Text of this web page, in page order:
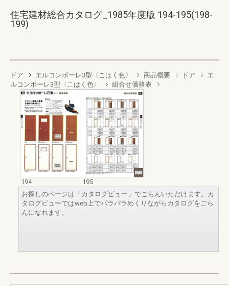
住宅建材総合カタログ_1985年度版 194-195(198-
199)
ドア エルコンポーレ3型〈こはく色〉 商品概要 ドア
エ
ルコンポーレ3型〈こはく色〉
組合せ価格表
194
195
お探しのページは「カタログビュー」でごらんいただけます。カ
タログビューではweb上でパラパラめくりながらカタログをごら
んになれます。